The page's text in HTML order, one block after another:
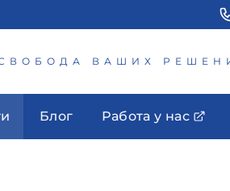
ВАШИХ
Блог Работа у нас